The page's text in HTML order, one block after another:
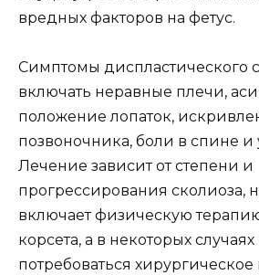
вредных факторов на фетус.
Симптомы диспластического
включать неравные плечи,
положение лопаток,
позвоночника, боли в спине и
Лечение зависит от степени и
прогрессирования сколиоза,
включает физическую
корсета, а в некоторых
потребоваться